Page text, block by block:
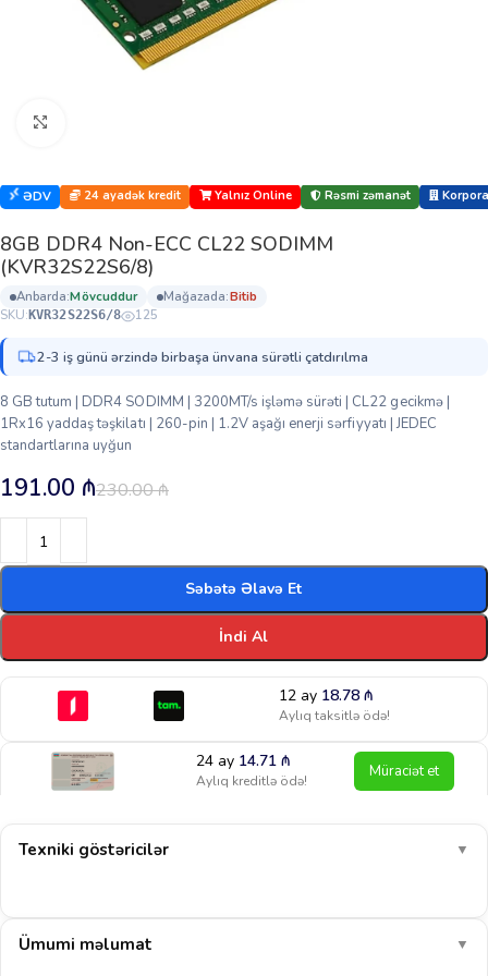
ƏDV 24 ayadək kredit Yalnız Online Rəsmi zəmanət
8GB DDR4 Non-ECC CL22 SODIMM
(KVR32S22S6/8)
anbarda: mövcuddur mağazada:
bi̇ti̇b
SKU: KVR32S22S6/8 125
2-3 iş günü ərzində birbaşa ünvana sürətli çatdırılma
8 GB tutum | DDR4 SODIMM | 3200MT/s işləmə sürəti | CL22 gecikmə |
1Rx16 yaddaş təşkilatı | 260-pin | 1.2V aşağı enerji sərfiyyatı | JEDEC
standartlarına uyğun
230.00₼
191.00 ₼
Səbətə Əlavə Et
İndi Al
12 ay 18.78 ₼
Aylıq taksitlə ödə!
24 ay 14.71₼
Aylıq kreditlə ödə! Müraciət et
Texniki göstəricilər ▼
Ümumi məlumat ▼